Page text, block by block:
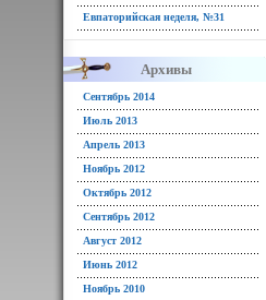
Евпаторийская неделя, №31
Архивы
Сентябрь 2014
Июль 2013
Апрель 2013
Ноябрь 2012
Октябрь 2012
Сентябрь 2012
Август 2012
Июнь 2012
Ноябрь 2010